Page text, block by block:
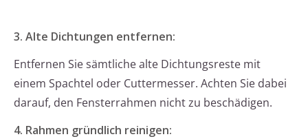
3. Alte Dichtungen entfernen:
Entfernen Sie sämtliche alte Dichtungsreste mit
einem Spachtel oder Cuttermesser. Achten Sie dabei
darauf, den Fensterrahmen nicht zu beschädigen.
4. Rahmen gründlich reinigen: